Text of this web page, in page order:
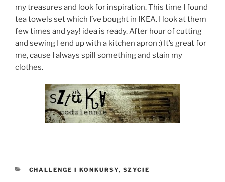
my treasures and look for inspiration. This time I found
tea towels set which I’ve bought in IKEA. I look at them
few times and yay! idea is ready. After hour of cutting
and sewing I end up with a kitchen apron :) It’s great for
me, cause I always spill something and stain my
clothes.
KATEGORIE
CHALLENGE I KONKURSY, SZYCIE